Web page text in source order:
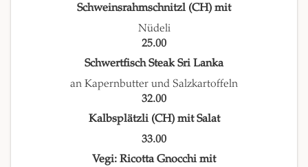
Schweinsrahmschnitzl (CH) mit
Nüdeli
25.00
Schwertfisch Steak Sri Lanka
an Kapernbutter und Salzkartoffeln
32.00
Kalbsplätzli (CH) mit Salat
33.00
Vegi: Ricotta Gnocchi mit